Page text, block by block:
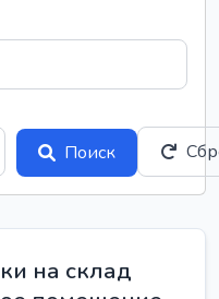
Поиск
на склад